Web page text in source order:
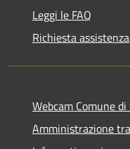
Leggi le FAQ
Richiesta assistenza
Webcam Comune
Amministrazione